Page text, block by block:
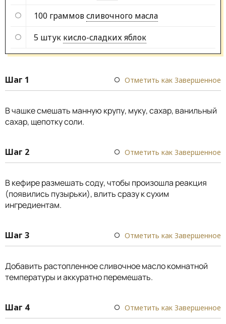
100 граммовсливочного масла
5 штук кисло-сладких яблок
Шаг 1 Отметить как Завершенное
В чашке смешать манную крупу, муку, сахар, ванильный
сахар, щепотку соли.
Шаг 2 Отметить как Завершенное
В кефире размешать соду, чтобы произошла реакция
(появились пузырьки), влить сразу к сухим
ингредиентам.
Шаг 3 Отметить как Завершенное
Добавить растопленное сливочное масло комнатной
температуры и аккуратно перемешать.
Шаг 4 Отметить как Завершенное